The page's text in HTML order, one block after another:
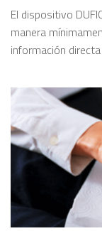
El dispositivo
manera
información